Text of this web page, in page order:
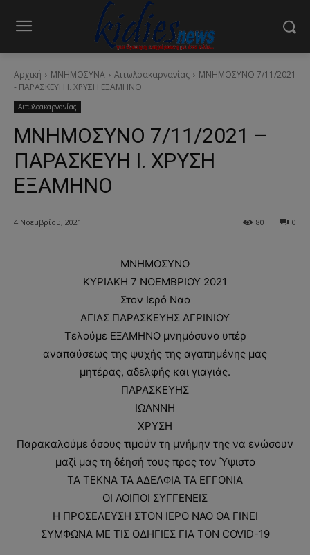
Αρχική ΜΝΗΜΟΣΥΝΑ Αιτωλοακαρνανίας
ΜΝΗΜΟΣΥΝΟ 7/11/2021
- ΠΑΡΑΣΚΕΥΗ Ι. ΧΡΥΣΗ ΕΞΑΜΗΝΟ
Αιτωλοακαρνανίας
ΜΝΗΜΟΣΥΝΟ 7/11/2021 –
ΠΑΡΑΣΚΕΥΗ Ι. ΧΡΥΣΗ
ΕΞΑΜΗΝΟ
4 Νοεμβρίου, 2021 0
80
ΜΝΗΜΟΣΥΝΟ
ΚΥΡΙΑΚΗ 7 ΝΟΕΜΒΡΙΟΥ 2021
Στον Ιερό Ναο
ΑΓΙΑΣ ΠΑΡΑΣΚΕΥΗΣ ΑΓΡΙΝΙΟΥ
Τελούμε ΕΞΑΜΗΝΟ μνημόσυνο υπέρ
αναπαύσεως της ψυχής της αγαπημένης μας
μητέρας, αδελφής και γιαγιάς.
ΠΑΡΑΣΚΕΥΗΣ
ΙΩΑΝΝΗ
ΧΡΥΣΗ
Παρακαλούμε όσους τιμούν τη μνήμην της να ενώσουν
μαζί μας τη δέησή τους προς τον Ύψιστο
ΤΑ ΤΕΚΝΑ ΤΑ ΑΔΕΛΦΙΑ ΤΑ ΕΓΓΟΝΙΑ
ΟΙ ΛΟΙΠΟΙ ΣΥΓΓΕΝΕΙΣ
Η ΠΡΟΣΕΛΕΥΣΗ ΣΤΟΝ ΙΕΡΟ ΝΑΟ ΘΑ ΓΙΝΕΙ
ΣΥΜΦΩΝΑ ΜΕ ΤΙΣ ΟΔΗΓΙΕΣ ΓΙΑ ΤΟΝ COVID-19